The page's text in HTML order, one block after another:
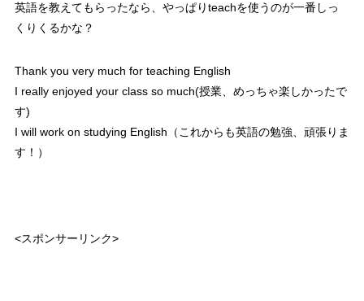
英語を教えてもらったなら、やっぱりteachを使うのが一番しっ
くりくるかな？
Thank you very much for teaching English
I really enjoyed your class so much(授業、めっちゃ楽しかったで
す)
I will work on studying English（これからも英語の勉強、頑張りま
す！）
<スポンサーリンク>